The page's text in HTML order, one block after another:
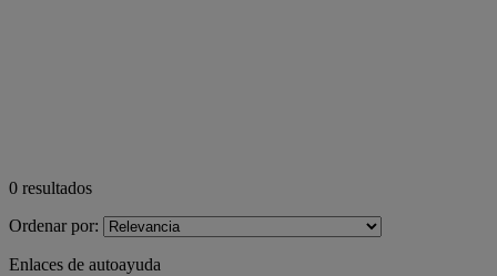
0 resultados
Ordenar por:
Enlaces de autoayuda